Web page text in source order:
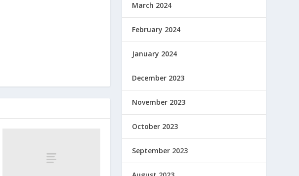
March 2024
February 2024
January 2024
December 2023
November 2023
October 2023
September 2023